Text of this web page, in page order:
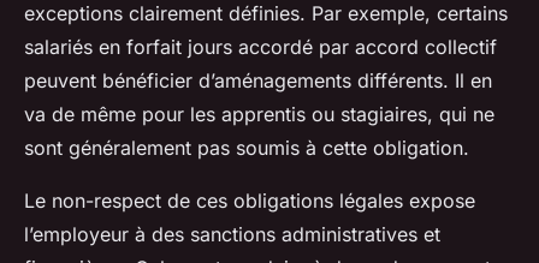
exceptions clairement définies. Par exemple, certains
salariés en forfait jours accordé par accord collectif
peuvent bénéficier d’aménagements différents. Il en
va de même pour les apprentis ou stagiaires, qui ne
sont généralement pas soumis à cette obligation.
Le non-respect de ces obligations légales expose
l’employeur à des sanctions administratives et